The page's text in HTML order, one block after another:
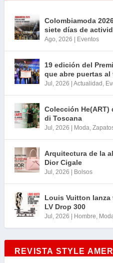
Colombiamoda
siete días de
Ago, 2026 Eventos
19 edición del
que abre puertas
Jul, 2026 Actualidad ,
Colección He(ART)
di Toscana
Jul, 2026 Moda,
Arquitectura de la
Dior Cigale
Jul, 2026 Bolsos
Louis Vuitton
LV Drop 300
Jul, 2026 Hombre,
REVISTA STYLE